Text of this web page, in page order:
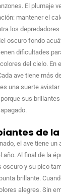
El plumaje
mantener el
los
oscuro fondo
dificultades
del cielo. En
ave tiene más
una suerte
sus
de
el ave tiene
Al final de la
oscuro y su pico
brillante.
alegres. Sin